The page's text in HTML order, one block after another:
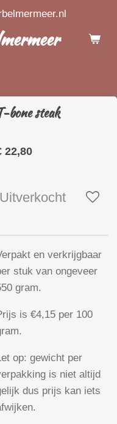
bone steak
22,80
Uitverkocht
en verkrijgbaar
stuk van ongeveer
gram.
is €4,15 per 100
op: gewicht per
is niet altijd
dus prijs kan iets